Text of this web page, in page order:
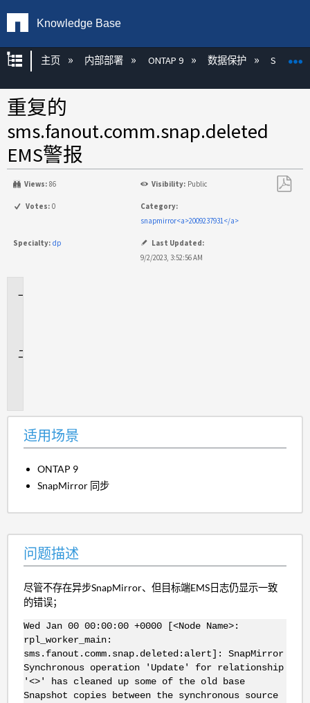
Knowledge Base
扩展/隐缩全局层次
主页 内部部署 ONTAP 9 数据保护
重复的
sms.fanout.comm.snap.deleted
EMS警报
Views: 86 Visibility: Public
Votes: 0
Category:
snapmirror<a>2009237931</a>
Specialty: dp
Last Updated:
9/2/2023, 3:52:56 AM
适用场景
ONTAP 9
SnapMirror 同步
问题描述
尽管不存在异步SnapMirror、但目标端EMS日志仍显示一致
的错误；
Wed Jan 00 00:00:00 +0000 [<Node Name>:
rpl_worker_main:
sms.fanout.comm.snap.deleted:alert]: SnapMirror
Synchronous operation 'Update' for relationship
'<>' has cleaned up some of the old base
Snapshot copies between the synchronous source